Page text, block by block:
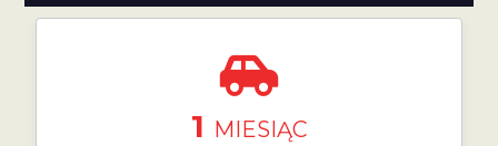
1 MIESIĄC